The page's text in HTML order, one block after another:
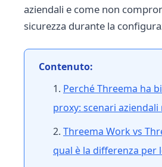
aziendali e come non
sicurezza durante la
Contenuto:
Perché Threema ha
proxy: scenari aziendali
Threema Work vs
qual è la differenza per